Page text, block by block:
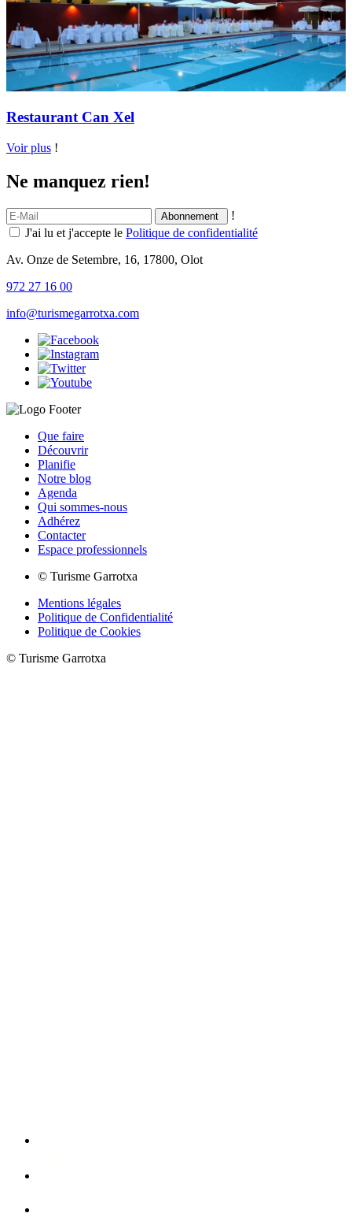
Restaurant Can Xel
Voir plus !
Ne manquez rien!
!
J'ai lu et j'accepte le Politique de confidentialité
Av. Onze de Setembre, 16, 17800, Olot
972 27 16 00
info@turismegarrotxa.com
Que faire
Découvrir
Planifie
Notre blog
Agenda
Qui sommes-nous
Adhérez
Contacter
Espace professionnels
© Turisme Garrotxa
Mentions légales
Politique de Confidentialité
Politique de Cookies
© Turisme Garrotxa